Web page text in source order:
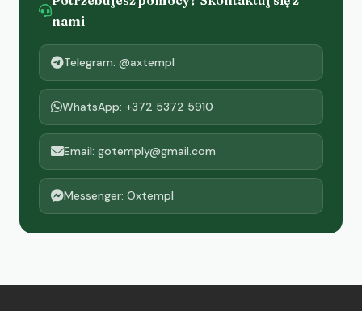
nami
Telegram: @axtempl
WhatsApp: +372 5372 5910
Email: gotemply@gmail.com
Messenger: Oxtempl